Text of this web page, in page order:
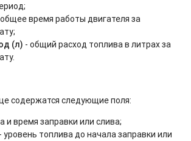
время работы двигателя за
(л) - общий расход топлива в литрах за
содержатся следующие поля:
и время заправки или слива;
- уровень топлива до начала заправки или